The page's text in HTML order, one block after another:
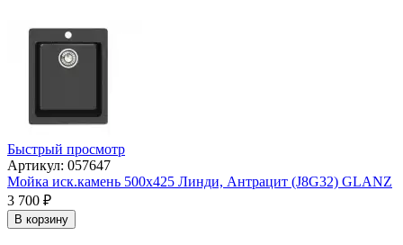
Быстрый просмотр
Артикул: 057647
Мойка иск.камень 500х425 Линди, Антрацит (J8G32) GLANZ
3 700 ₽
В корзину